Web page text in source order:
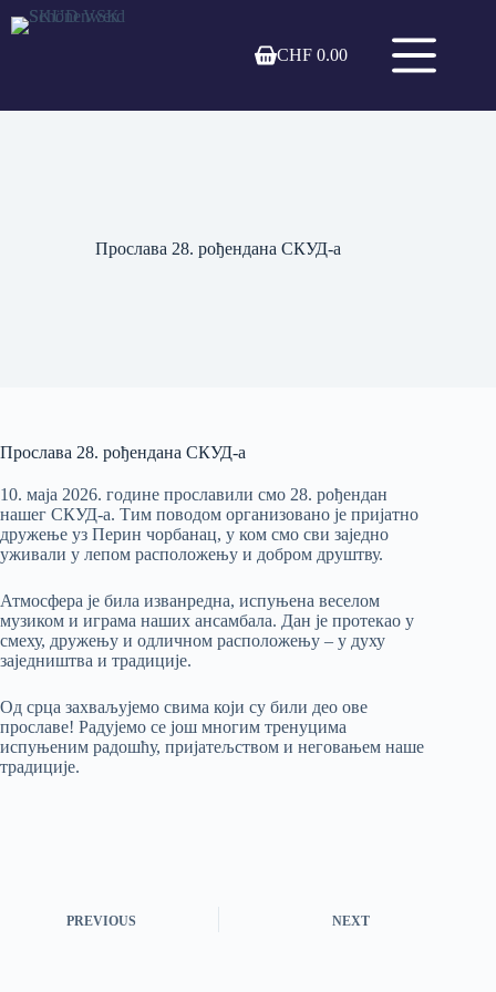
Skip
Shopping
CHF 0.00
Прослава 28. рођендана СКУД-а
Прослава 28. рођендана СКУД-а
10. маја 2026. године прославили смо 28. рођендан
нашег СКУД-а. Тим поводом организовано је пријатно
дружење уз Перин чорбанац, у ком смо сви заједно
уживали у лепом расположењу и добром друштву.
Атмосфера је била изванредна, испуњена веселом
музиком и играма наших ансамбала. Дан је протекао у
смеху, дружењу и одличном расположењу – у духу
заједништва и традиције.
Од срца захваљујемо свима који су били део ове
прославе! Радујемо се још многим тренуцима
испуњеним радошћу, пријатељством и неговањем наше
традиције.
PREVIOUS NEXT